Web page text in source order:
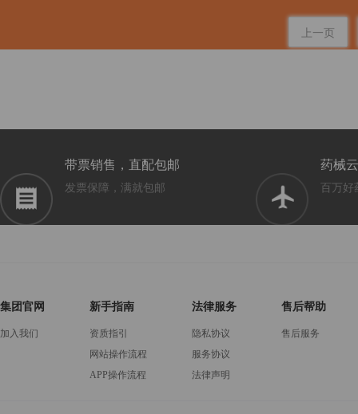
上一页
带票销售，直配包邮
发票保障，满就包邮
药械
百万好
集团官网
加入我们
新手指南
资质指引
网站操作流程
APP操作流程
法律服务
隐私协议
服务协议
法律声明
售后帮助
售后服务